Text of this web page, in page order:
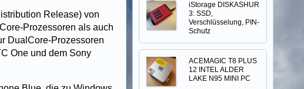
Release) von
Prozessoren als auch
DualCore-Prozessoren
One und dem Sony
iStorage DISKASHUR
3: SSD,
Verschlüsselung, PIN-
Schutz
ACEMAGIC T8 PLUS
12 INTEL ALDER
LAKE N95 MINI PC